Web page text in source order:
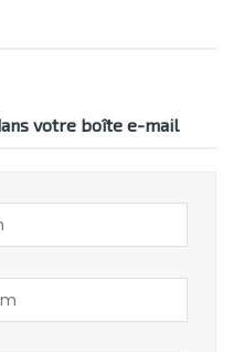
votre boîte e-mail